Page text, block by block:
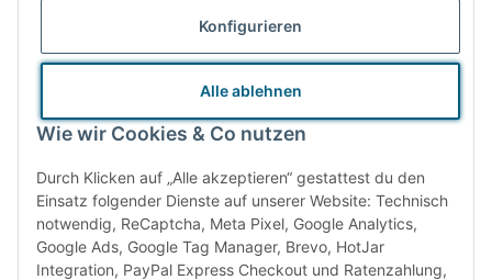
Konfigurieren
Alle ablehnen
Wie wir Cookies & Co nutzen
Durch Klicken auf „Alle akzeptieren“ gestattest du den
Einsatz folgender Dienste auf unserer Website: Technisch
notwendig, ReCaptcha, Meta Pixel, Google Analytics,
Google Ads, Google Tag Manager, Brevo, HotJar
Integration, PayPal Express Checkout und Ratenzahlung,
Gratisversand ab
50,00 €
Fortbildung